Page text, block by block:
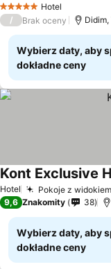
5 KategoriaHotel
/ Brak oceny Didim,
Wybierz daty, aby
dokładne ceny
Hotel Pokoje z
Kont Exclusive
9,6 Znakomity 38
Wybierz daty, aby
dokładne ceny